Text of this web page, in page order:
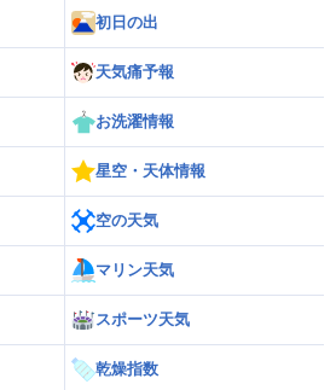
初日の出
天気痛予報
お洗濯情報
星空・天体情報
空の天気
マリン天気
スポーツ天気
乾燥指数